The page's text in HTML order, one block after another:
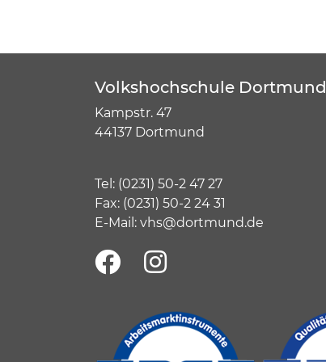
Volkshochschule Dortmund
Kampstr. 47
44137 Dortmund
Tel: (0231) 50-2 47 27
Fax: (0231) 50-2 24 31
E-Mail: vhs@dortmund.de